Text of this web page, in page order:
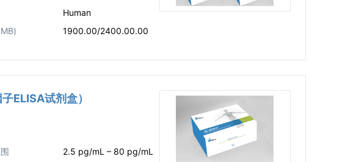
Human
1900.00/2400.00.00
ELISA试剂盒）
2.5 pg/mL – 80 pg/mL